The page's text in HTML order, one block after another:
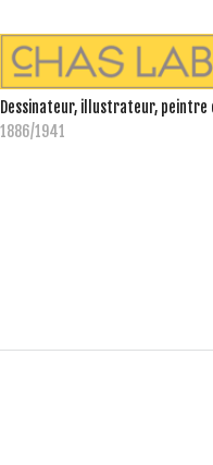
Dessinateur, illustrateur,
1886/1941